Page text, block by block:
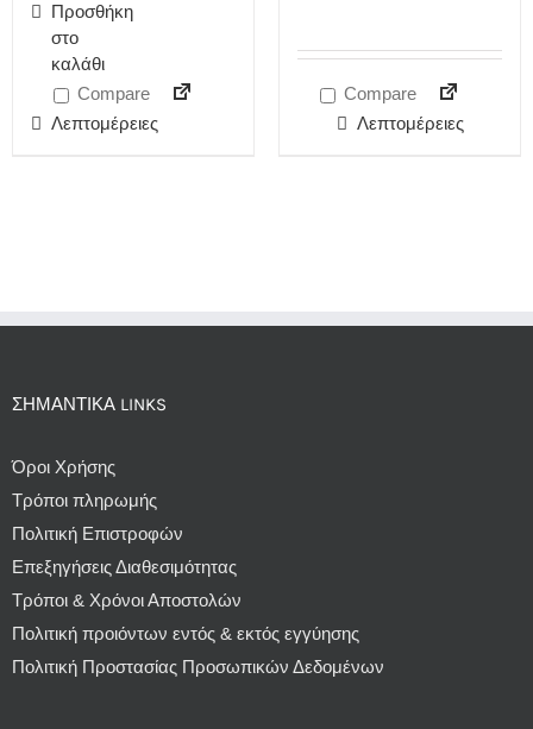
Προσθήκη
στο
καλάθι
Compare
Λεπτομέρειες
Compare
Λεπτομέρειες
ΣΗΜΑΝΤΙΚΆ LINKS
Όροι Χρήσης
Τρόποι πληρωμής
Πολιτική Επιστροφών
Επεξηγήσεις Διαθεσιμότητας
Τρόποι & Χρόνοι Αποστολών
Πολιτική προιόντων εντός & εκτός εγγύησης
Πολιτική Προστασίας Προσωπικών Δεδομένων